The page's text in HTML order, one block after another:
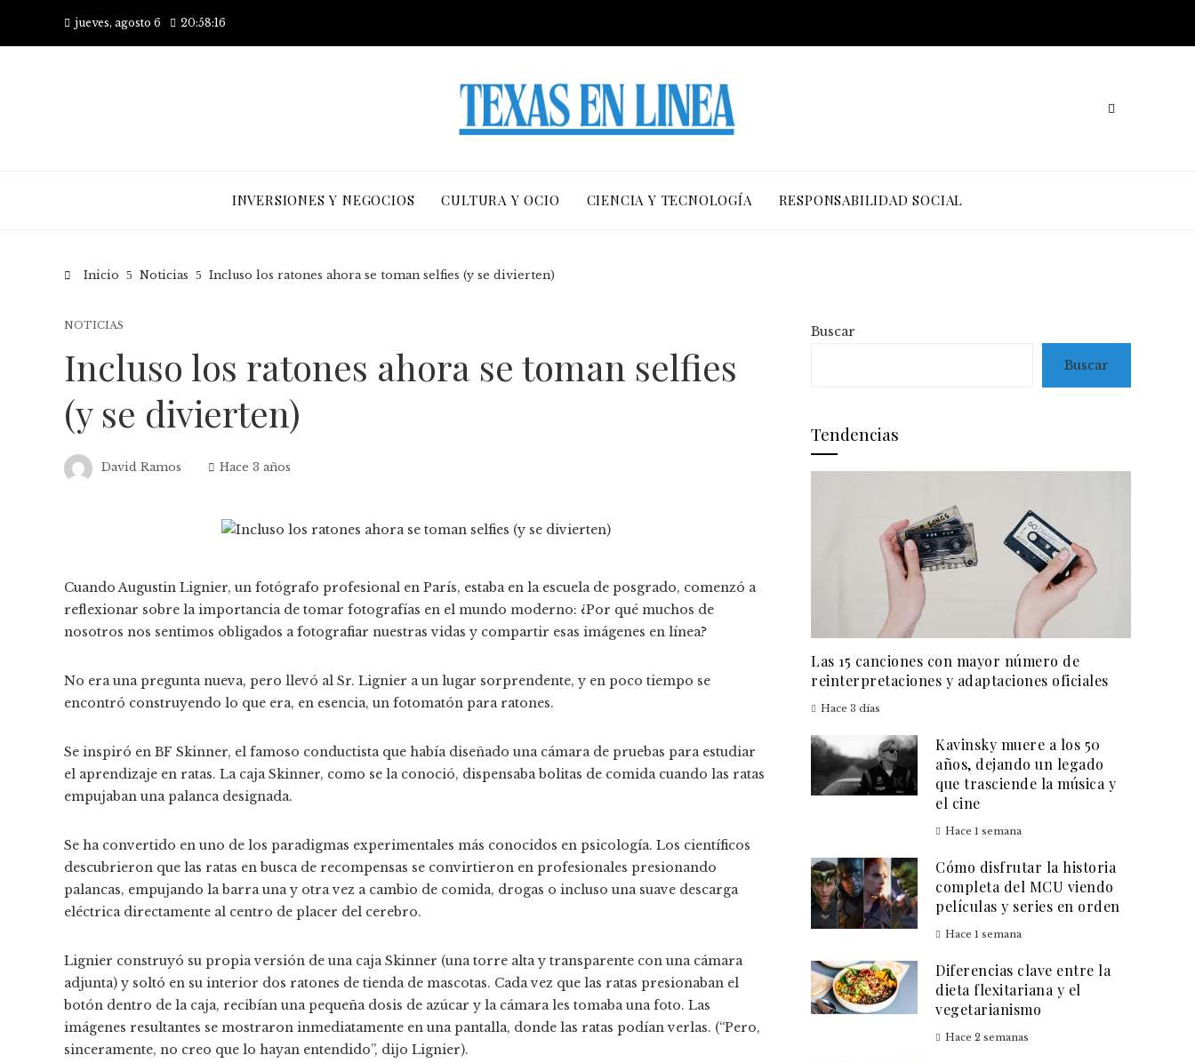
jueves, agosto 6 20:58:16
INVERSIONES Y NEGOCIOS CULTURA Y OCIO CIENCIA Y TECNOLOGÍA RESPONSABILIDAD SOCIAL
Inicio Noticias Incluso los ratones ahora se toman selfies (y se divierten)
NOTICIAS
Incluso los ratones ahora se toman selfies
(y se divierten)
David Ramos Hace 3 años
Cuando Augustin Lignier, un fotógrafo profesional en París, estaba en la escuela de posgrado, comenzó a
reflexionar sobre la importancia de tomar fotografías en el mundo moderno: ¿Por qué muchos de
nosotros nos sentimos obligados a fotografiar nuestras vidas y compartir esas imágenes en línea?
No era una pregunta nueva, pero llevó al Sr. Lignier a un lugar sorprendente, y en poco tiempo se
encontró construyendo lo que era, en esencia, un fotomatón para ratones.
Se inspiró en BF Skinner, el famoso conductista que había diseñado una cámara de pruebas para estudiar
el aprendizaje en ratas. La caja Skinner, como se la conoció, dispensaba bolitas de comida cuando las ratas
empujaban una palanca designada.
Se ha convertido en uno de los paradigmas experimentales más conocidos en psicología. Los científicos
descubrieron que las ratas en busca de recompensas se convirtieron en profesionales presionando
palancas, empujando la barra una y otra vez a cambio de comida, drogas o incluso una suave descarga
eléctrica directamente al centro de placer del cerebro.
Lignier construyó su propia versión de una caja Skinner (una torre alta y transparente con una cámara
adjunta) y soltó en su interior dos ratones de tienda de mascotas. Cada vez que las ratas presionaban el
botón dentro de la caja, recibían una pequeña dosis de azúcar y la cámara les tomaba una foto. Las
imágenes resultantes se mostraron inmediatamente en una pantalla, donde las ratas podían verlas. (“Pero,
sinceramente, no creo que lo hayan entendido”, dijo Lignier).
Buscar
Buscar
Tendencias
Las 15 canciones con mayor número de
reinterpretaciones y adaptaciones oficiales
Hace 3 días
Kavinsky muere a los 50
años, dejando un legado
que trasciende la música y
el cine
Hace 1 semana
Cómo disfrutar la historia
completa del MCU viendo
películas y series en orden
Hace 1 semana
Diferencias clave entre la
dieta flexitariana y el
vegetarianismo
Hace 2 semanas